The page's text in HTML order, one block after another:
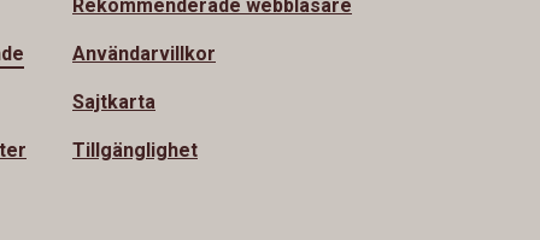
Rekommenderade webbläsare
Användarvillkor
Sajtkarta
Tillgänglighet